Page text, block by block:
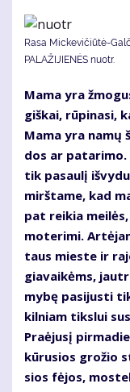
Rasa Mickevičiūtė-
PALAŽIJIENĖS nuotr.
Ma­ma yra
giš­kai, rū­pi­na­si,
Ma­ma yra na­mų
dos ar pa­ta­ri­mo.
tik pa­sau­lį
mirš­ta­me, kad
pat rei­kia
mo­te­ri­mi.
taus mies­te ir
gia­vai­kėms,
my­bę pa­si­jus­ti
kil­niam tiks­lui
Pra­ėju­sį
kū­ru­sios gro­žio
sios fė­jos,